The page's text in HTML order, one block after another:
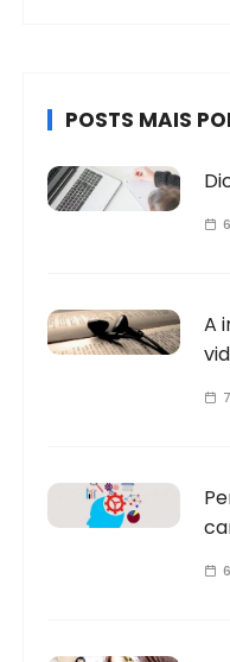
POSTS MAIS
A